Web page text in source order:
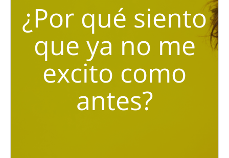
¿Por qué siento
que ya no me
excito como
antes?